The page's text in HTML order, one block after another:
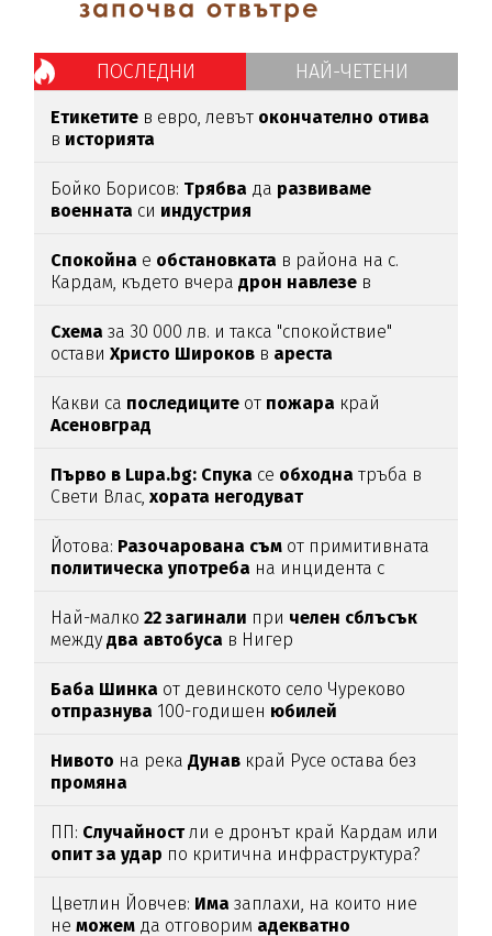
ПОСЛЕДНИ НАЙ-ЧЕТЕНИ
Етикетите в евро, левът окончателно отива
в историята
Бойко Борисов: Трябва да развиваме
военната си индустрия
Спокойна е обстановката в района на с.
Кардам, където вчерадрон навлезе в
Схема за 30 000 лв. и такса "спокойствие"
оставиХристо Широков в ареста
Какви са последиците от пожара край
Асеновград
Първо в Lupa.bg: Спука се обходна тръба в
Свети Влас,хората негодуват
Йотова: Разочарована съм от примитивната
политическа употреба на инцидента с
Най-малко22 загинали при челен сблъсък
междудва автобуса в Нигер
Баба Шинка от девинското село Чуреково
отпразнува 100-годишен юбилей
Нивото на рекаДунав край Русе остава без
промяна
ПП: Случайностли е дронът край Кардам или
опит за удар по критична инфраструктура?
Цветлин Йовчев: Има заплахи, на които ние
неможем да отговорим адекватно